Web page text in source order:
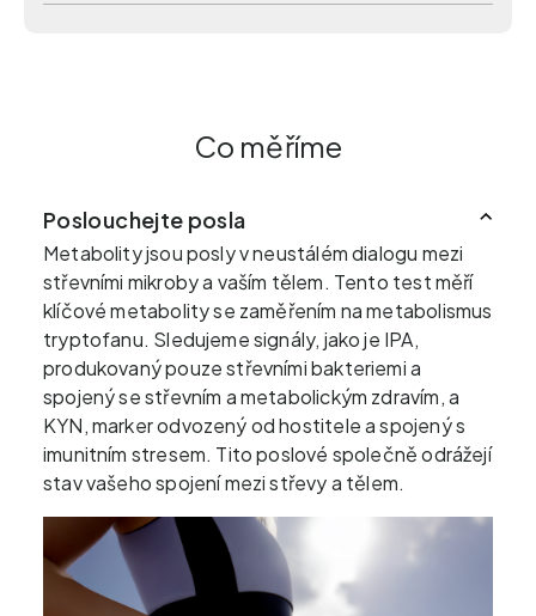
Co měříme
Poslouchejte posla
Metabolity jsou posly v neustálém dialogu mezi
střevními mikroby a vaším tělem. Tento test měří
klíčové metabolity se zaměřením na metabolismus
tryptofanu. Sledujeme signály, jako je IPA,
produkovaný pouze střevními bakteriemi a
spojený se střevním a metabolickým zdravím, a
KYN, marker odvozený od hostitele a spojený s
imunitním stresem. Tito poslové společně odrážejí
stav vašeho spojení mezi střevy a tělem.